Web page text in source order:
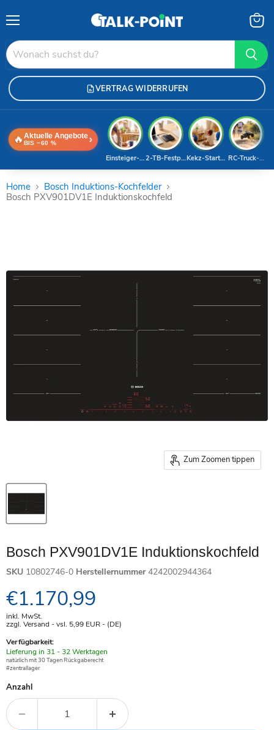
VERTRAG WIDERRUFEN
🔥 Aktuelle Angebote
BIS −60 % ›
RC-Truck-Deal
Kekz-Starterset
2-TB-Festplatte
Einsteiger-Handy
Home
Bosch Induktions-Kochfelder
Bosch PXV901DV1E Induktionskochfeld
Zum Zoomen tippen
Bosch PXV901DV1E Induktionskochfeld
SKU 10802746-0 Herstellernummer 4242002944364
Aktueller Preis
€1.170,99
inkl. MwSt.
zzgl. Versand - vsl. 5,99 EUR- (DE)
Verfügbarkeit:
Verfügbar
-
Lieferung in 31 - 32 Werktagen
natürlich mit 30 Tagen Rückgaberecht
#zentrallager
Anzahl